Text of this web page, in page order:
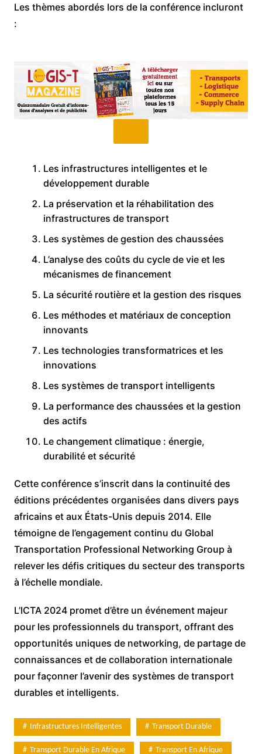
Les thèmes abordés lors de la conférence incluront
:
Les infrastructures intelligentes et le
développement durable
La préservation et la réhabilitation des
infrastructures de transport
Les systèmes de gestion des chaussées
L’analyse des coûts du cycle de vie et les
mécanismes de financement
La sécurité routière et la gestion des risques
Les méthodes et matériaux de conception
innovants
Les technologies transformatrices et les
innovations
Les systèmes de transport intelligents
La performance des chaussées et la gestion
des actifs
Le changement climatique : énergie,
durabilité et sécurité
Cette conférence s’inscrit dans la continuité des
éditions précédentes organisées dans divers pays
africains et aux États-Unis depuis 2014. Elle
témoigne de l’engagement continu du Global
Transportation Professional Networking Group à
relever les défis critiques du secteur des transports
à l’échelle mondiale.
L’ICTA 2024 promet d’être un événement majeur
pour les professionnels du transport, offrant des
opportunités uniques de networking, de partage de
connaissances et de collaboration internationale
pour façonner l’avenir des systèmes de transport
durables et intelligents.
Infrastructures Intelligentes Transport Durable
Transport Durable En Afrique Transport En Afrique